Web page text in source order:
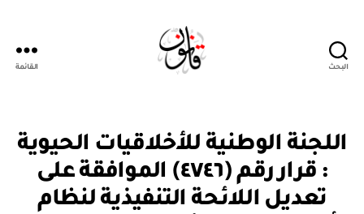
البحث القائمة
التصنيفات
راللجنة الوطنية للأخلاقيات الحيوية
: قرار رقم (٤٧٤٦) الموافقة على
تعديل اللائحة التنفيذية لنظام